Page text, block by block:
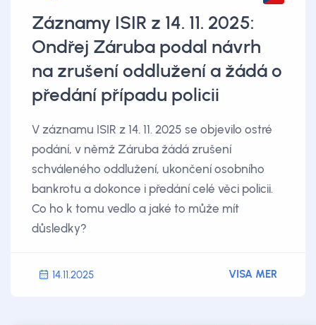
Záznamy ISIR z 14. 11. 2025:
Ondřej Záruba podal návrh
na zrušení oddlužení a žádá o
předání případu policii
V záznamu ISIR z 14. 11. 2025 se objevilo ostré
podání, v němž Záruba žádá zrušení
schváleného oddlužení, ukončení osobního
bankrotu a dokonce i předání celé věci policii.
Co ho k tomu vedlo a jaké to může mít
důsledky?
14.11.2025 VISA MER